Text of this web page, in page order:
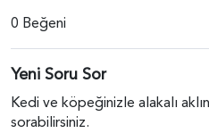
0 Beğeni
Yeni Soru Sor
Kedi ve köpeğinizle alakalı
sorabilirsiniz.